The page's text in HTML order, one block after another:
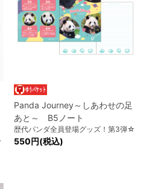
Panda Journey～しあわせの足
あと～ B5ノート
歴代パンダ全員登場グッズ！第3弾☆
550円(税込)